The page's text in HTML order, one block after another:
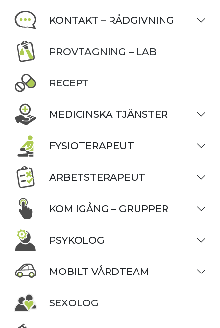
KONTAKT – RÅDGIVNING
PROVTAGNING – LAB
RECEPT
MEDICINSKA TJÄNSTER
FYSIOTERAPEUT
ARBETSTERAPEUT
KOM IGÅNG – GRUPPER
PSYKOLOG
MOBILT VÅRDTEAM
SEXOLOG